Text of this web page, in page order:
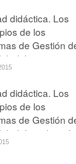
didáctica. Los
de los
de Gestión
Los
didáctica. Los
de los
de Gestión